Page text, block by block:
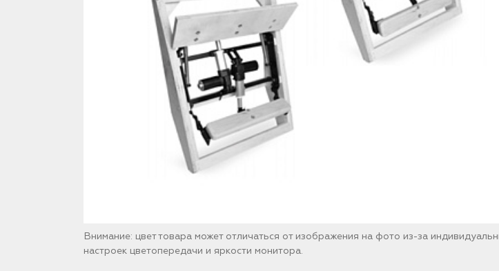
Внимание: цвет товара может отличаться от изображения на фото из-за
настроек цветопередачи и яркости монитора.